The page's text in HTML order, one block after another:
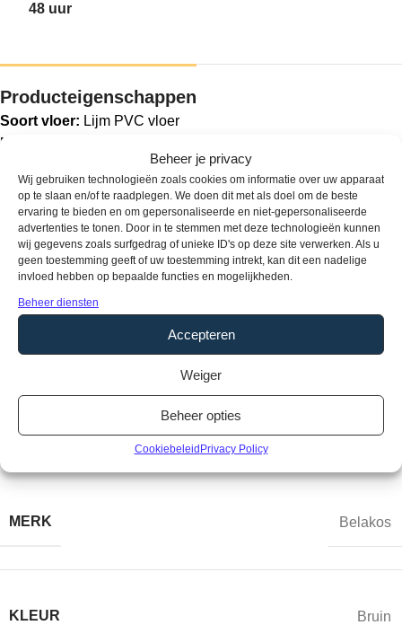
Beheer je privacy
Wij gebruiken technologieën zoals cookies om informatie over uw apparaat
op te slaan en/of te raadplegen. We doen dit met als doel om de beste
ervaring te bieden en om gepersonaliseerde en niet-gepersonaliseerde
advertenties te tonen. Door in te stemmen met deze technologieën kunnen
wij gegevens zoals surfgedrag of unieke ID's op deze site verwerken. Als u
geen toestemming geeft of uw toestemming intrekt, kan dit een nadelige
invloed hebben op bepaalde functies en mogelijkheden.
Beheer diensten
Accepteren
Weiger
Beheer opties
Cookiebeleid Privacy Policy
48 uur
Producteigenschappen
Soort vloer: Lijm PVC vloer
Pakinhoud:
Aantal planken per pak:10
Dikte:2,5 mm
Breedte:236 mm
Lengte:1520 mm
Gebruikersklasse:33
Toplaag:0,55 mm
Fabrieksgarantie:
Vloerverwarming:
Aanvullende informatie
MERK Belakos
KLEUR Bruin